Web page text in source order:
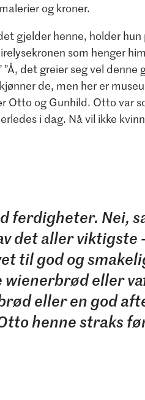
og kroner.
gjelder henne, holder
som henger
det greier seg vel denne
de, men her er
Otto og Gunhild. Otto var
i dag. Nå vil ikke
ferdigheter. Nei,
det aller viktigste
til god og
eller
eller en god
henne straks